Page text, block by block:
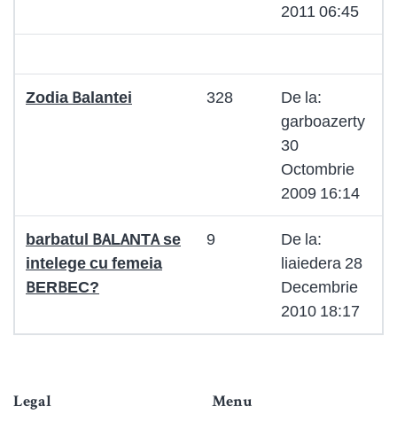
2011 06:45
Zodia Balantei 328
De la:
garboazerty
30
Octombrie
2009 16:14
barbatul BALANTA se
intelege cu femeia
BERBEC?
9
De la:
liaiedera 28
Decembrie
2010 18:17
Legal Menu